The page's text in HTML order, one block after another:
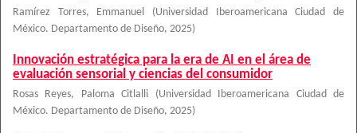
Ramírez Torres, Emmanuel (Universidad Iberoamericana Ciudad de
México. Departamento de Diseño, 2025)
Innovación estratégica para la era de AI en el área de
evaluación sensorial y ciencias del consumidor
Rosas Reyes, Paloma Citlalli (Universidad Iberoamericana Ciudad de
México. Departamento de Diseño, 2025)